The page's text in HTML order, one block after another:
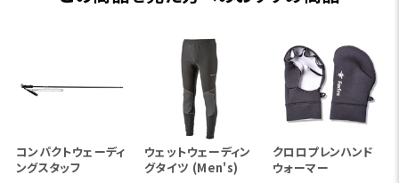
コンパクトウェーディ
ングスタッフ
ウェットウェーディン
グタイツ (Men's)
クロロプレンハンド
ウォーマー